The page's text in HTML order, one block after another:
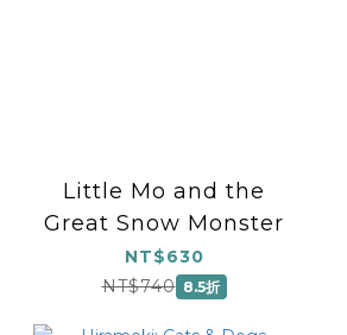
Little Mo and the
Great Snow Monster
NT$630
NT$740 8.5折